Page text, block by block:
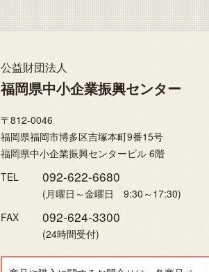
公益財団法人
福岡県中小企業振興センター
〒812-0046
福岡県福岡市博多区吉塚本町9番15号
福岡県中小企業振興センタービル 6階
TEL
092-622-6680
(月曜日～金曜日 9:30～17:30)
FAX
092-624-3300
(24時間受付)